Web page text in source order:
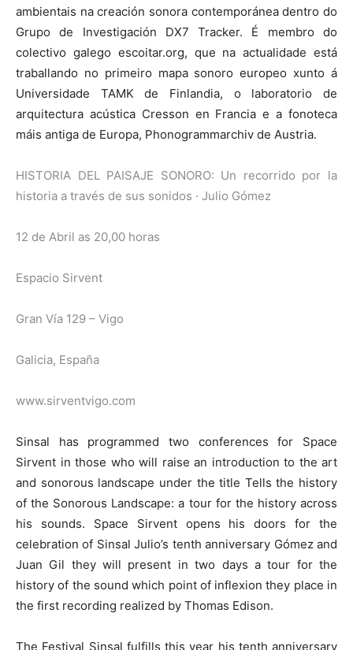
ambientais na creación sonora contemporánea dentro do
Grupo de Investigación DX7 Tracker. É membro do
colectivo galego escoitar.org, que na actualidade está
traballando no primeiro mapa sonoro europeo xunto á
Universidade TAMK de Finlandia, o laboratorio de
arquitectura acústica Cresson en Francia e a fonoteca
máis antiga de Europa, Phonogrammarchiv de Austria.
HISTORIA DEL PAISAJE SONORO: Un recorrido por la
historia a través de sus sonidos · Julio Gómez
12 de Abril as 20,00 horas
Espacio Sirvent
Gran Vía 129 – Vigo
Galicia, España
www.sirventvigo.com
Sinsal has programmed two conferences for Space
Sirvent in those who will raise an introduction to the art
and sonorous landscape under the title Tells the history
of the Sonorous Landscape: a tour for the history across
his sounds. Space Sirvent opens his doors for the
celebration of Sinsal Julio’s tenth anniversary Gómez and
Juan Gil they will present in two days a tour for the
history of the sound which point of inflexion they place in
the first recording realized by Thomas Edison.
The Festival Sinsal fulfills this year his tenth anniversary